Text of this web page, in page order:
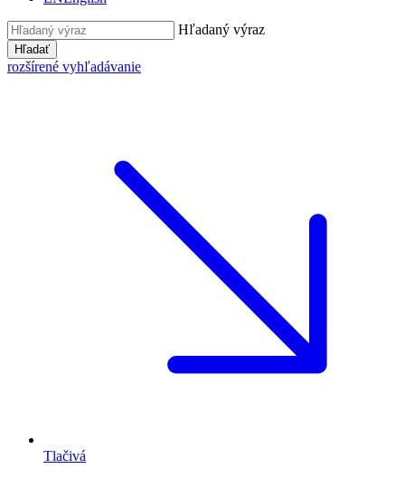
Hľadaný výraz
Hľadať
rozšírené vyhľadávanie
Tlačivá